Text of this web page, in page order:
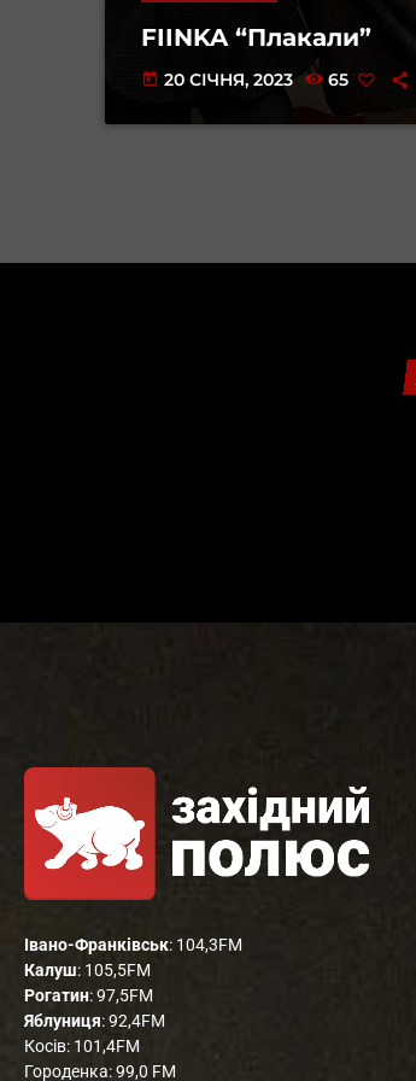
FIINKA “Плакали”
today 20 СІЧНЯ, 2023 65
Івано-Франківськ: 104,3FM
Калуш: 105,5FM
Рогатин: 97,5FM
Яблуниця: 92,4FM
Косів: 101,4FM
Городенка: 99,0 FM